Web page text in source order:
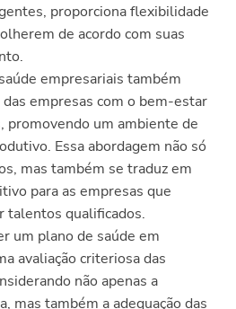
proporciona flexibilidade
de acordo com suas
empresariais também
das empresas com o bem-estar
promovendo um ambiente de
Essa abordagem não só
mas também se traduz em
para as empresas que
talentos qualificados.
um plano de saúde em
avaliação criteriosa das
não apenas a
mas também a adequação das